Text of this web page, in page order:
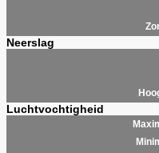
Neerslag
Luchtvochtigheid